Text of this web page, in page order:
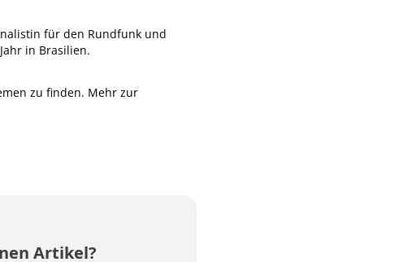
für den Rundfunk und
in Brasilien.
zu finden. Mehr zur
Artikel?